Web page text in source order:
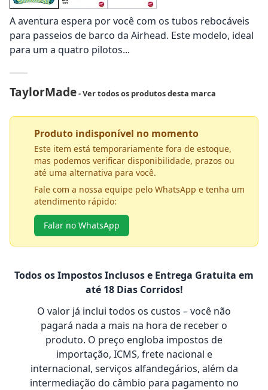
A aventura espera por você com os tubos rebocáveis
para passeios de barco da Airhead. Este modelo, ideal
para um a quatro pilotos...
TaylorMade- Ver todos os produtos desta marca
Produto indisponível no momento
Este item está temporariamente fora de estoque,
mas podemos verificar disponibilidade, prazos ou
até uma alternativa para você.
Fale com a nossa equipe pelo WhatsApp e tenha um
atendimento rápido:
Falar no WhatsApp
Todos os Impostos Inclusos e Entrega Gratuita em
até 18 Dias Corridos!
O valor já inclui todos os custos – você não
pagará nada a mais na hora de receber o
produto. O preço engloba impostos de
importação, ICMS, frete nacional e
internacional, serviços alfandegários, além da
intermediação do câmbio para pagamento no